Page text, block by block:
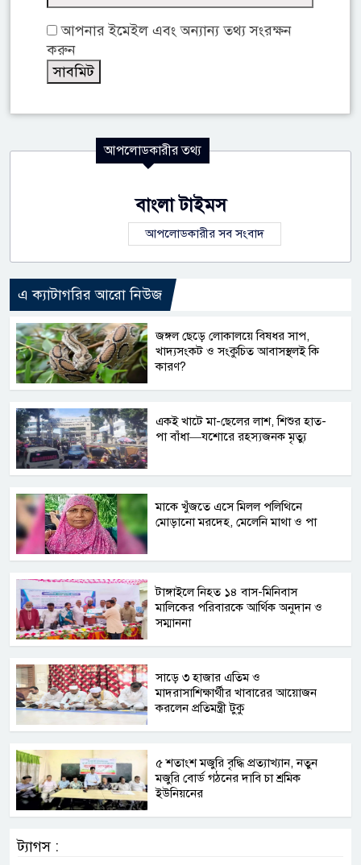
আপনার ইমেইল এবং অন্যান্য তথ্য সংরক্ষন
করুন
আপলোডকারীর তথ্য
বাংলা টাইমস
আপলোডকারীর সব সংবাদ
এ ক্যাটাগরির আরো নিউজ
জঙ্গল ছেড়ে লোকালয়ে বিষধর সাপ,
খাদ্যসংকট ও সংকুচিত আবাসস্থলই কি
কারণ?
একই খাটে মা-ছেলের লাশ, শিশুর হাত-
পা বাঁধা—যশোরে রহস্যজনক মৃত্যু
মাকে খুঁজতে এসে মিলল পলিথিনে
মোড়ানো মরদেহ, মেলেনি মাথা ও পা
টাঙ্গাইলে নিহত ১৪ বাস-মিনিবাস
মালিকের পরিবারকে আর্থিক অনুদান ও
সম্মাননা
সাড়ে ৩ হাজার এতিম ও
মাদরাসাশিক্ষার্থীর খাবারের আয়োজন
করলেন প্রতিমন্ত্রী টুকু
৫ শতাংশ মজুরি বৃদ্ধি প্রত্যাখ্যান, নতুন
মজুরি বোর্ড গঠনের দাবি চা শ্রমিক
ইউনিয়নের
ট্যাগস :